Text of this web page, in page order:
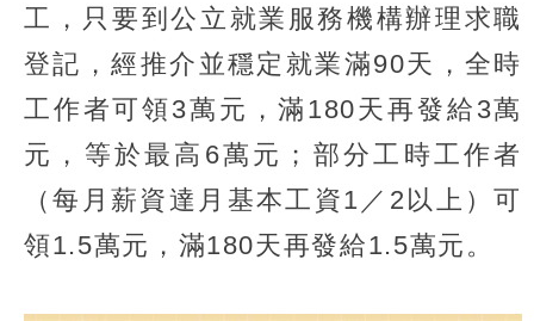
工，只要到公立就業服務機構辦理求職
登記，經推介並穩定就業滿90天，全時
工作者可領3萬元，滿180天再發給3萬
元，等於最高6萬元；部分工時工作者
（每月薪資達月基本工資1／2以上）可
領1.5萬元，滿180天再發給1.5萬元。